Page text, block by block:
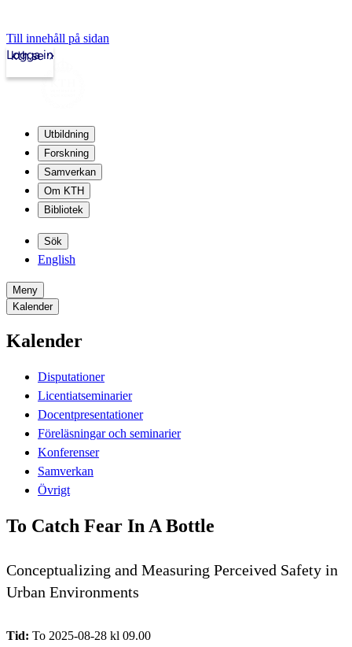
Till innehåll på sidan
kth.se
Logga in
Utbildning
Forskning
Samverkan
Om KTH
Bibliotek
Sök
English
Meny
Kalender
Kalender
Disputationer
Licentiatseminarier
Docentpresentationer
Föreläsningar och seminarier
Konferenser
Samverkan
Övrigt
To Catch Fear In A Bottle
Conceptualizing and Measuring Perceived Safety in
Urban Environments
Tid: To 2025-08-28 kl 09.00